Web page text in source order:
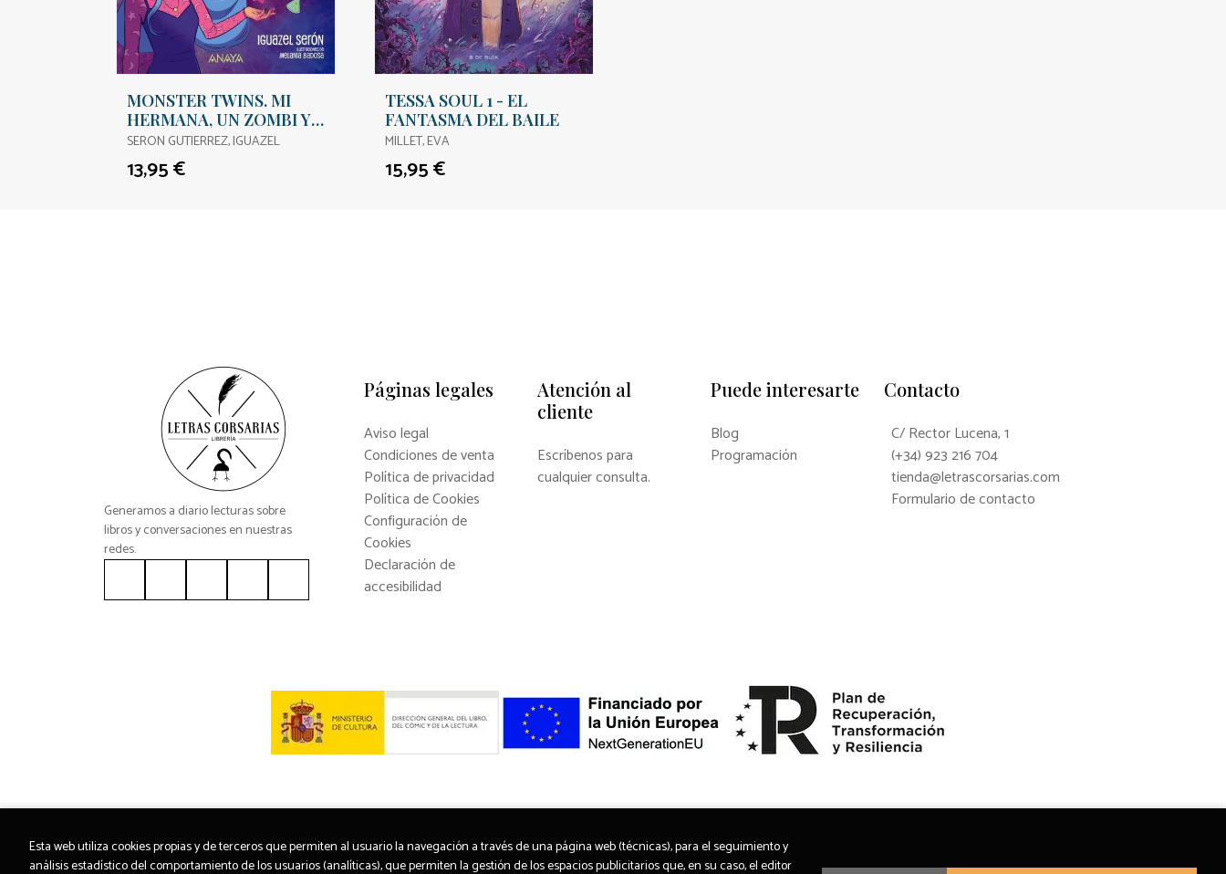
MONSTER TWINS. MI
HERMANA, UN ZOMBI Y
YO
SERON GUTIERREZ, IGUAZEL
13,95 €
TESSA SOUL 1 - EL
FANTASMA DEL BAILE
MILLET, EVA
15,95 €
Generamos a diario lecturas sobre
libros y conversaciones en nuestras
redes.
Páginas legales
Aviso legal
Condiciones de venta
Política de privacidad
Política de Cookies
Configuración de
Cookies
Declaración de
accesibilidad
Atención al
cliente
Escríbenos para
cualquier consulta.
Puede interesarte
Blog
Programación
Contacto
C/ Rector Lucena, 1
(+34) 923 216 704
tienda@letrascorsarias.com
Formulario de contacto
Esta web utiliza cookies propias y de terceros que permiten al usuario la navegación a través de una página web (técnicas), para el seguimiento y
análisis estadístico del comportamiento de los usuarios (analíticas), que permiten la gestión de los espacios publicitarios que, en su caso, el editor